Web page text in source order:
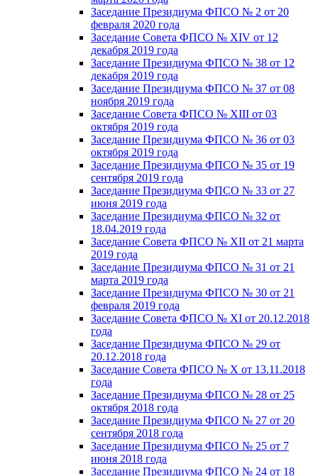
Заседание Президиума ФПСО № 2 от 20
февраля 2020 года
Заседание Совета ФПСО № XIV от 12
декабря 2019 года
Заседание Президиума ФПСО № 38 от 12
декабря 2019 года
Заседание Президиума ФПСО № 37 от 08
ноября 2019 года
Заседание Совета ФПСО № XIII от 03
октября 2019 года
Заседание Президиума ФПСО № 36 от 03
октября 2019 года
Заседание Президиума ФПСО № 35 от 19
сентября 2019 года
Заседание Президиума ФПСО № 33 от 27
июня 2019 года
Заседание Президиума ФПСО № 32 от
18.04.2019 года
Заседание Совета ФПСО № XII от 21 марта
2019 года
Заседание Президиума ФПСО № 31 от 21
марта 2019 года
Заседание Президиума ФПСО № 30 от 21
февраля 2019 года
Заседание Совета ФПСО № XI от 20.12.2018
года
Заседание Президиума ФПСО № 29 от
20.12.2018 года
Заседание Совета ФПСО № X от 13.11.2018
года
Заседание Президиума ФПСО № 28 от 25
октября 2018 года
Заседание Президиума ФПСО № 27 от 20
сентября 2018 года
Заседание Президиума ФПСО № 25 от 7
июня 2018 года
Заседание Президиума ФПСО № 24 от 18